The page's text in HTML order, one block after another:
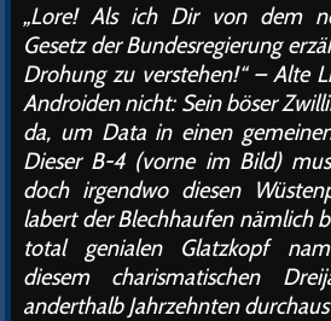
„Lore! Als ich Dir von dem
Gesetz der Bundesregierung
Drohung zu verstehen!“ – Alte
Androiden nicht: Sein böser
da, um Data in einen
Dieser B-4 (vorne im Bild)
doch irgendwo diesen
labert der Blechhaufen nämlich
total genialen Glatzkopf
diesem charismatischen
anderthalb Jahrzehnten